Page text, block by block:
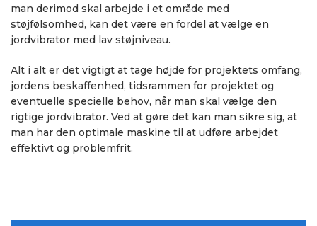
man derimod skal arbejde i et område med
støjfølsomhed, kan det være en fordel at vælge en
jordvibrator med lav støjniveau.
Alt i alt er det vigtigt at tage højde for projektets omfang,
jordens beskaffenhed, tidsrammen for projektet og
eventuelle specielle behov, når man skal vælge den
rigtige jordvibrator. Ved at gøre det kan man sikre sig, at
man har den optimale maskine til at udføre arbejdet
effektivt og problemfrit.